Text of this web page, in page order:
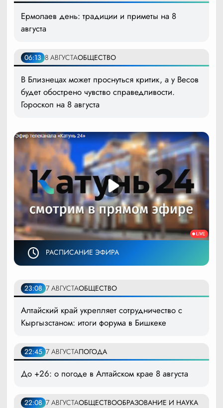
Ермолаев день: традиции и приметы на 8
августа
06:13 8 АВГУСТАОБЩЕСТВО
В Близнецах может проснуться критик, а у Весов
будет обострено чувство справедливости.
Гороскоп на 8 августа
РАСПИСАНИЕ ЭФИРА
23:08 7 АВГУСТАОБЩЕСТВО
Алтайский край укрепляет сотрудничество с
Кыргызстаном: итоги форума в Бишкеке
22:45 7 АВГУСТАПОГОДА
До +26: о погоде в Алтайском крае 8 августа
22:08 7 АВГУСТАОБЩЕСТВООБРАЗОВАНИЕ И НАУКА